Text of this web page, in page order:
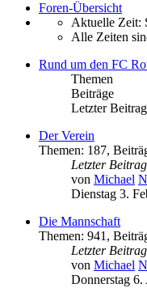
Foren-Übersicht
Aktuelle Zeit:
Alle Zeiten
Rund um den FC
Themen
Beiträge
Letzter Beitrag
Der Verein
Themen: 187,
Letzter Beitrag
von Michael
Dienstag 3.
Die Mannschaft
Themen: 941 ,
Letzter Beitrag
von Michael
Donnerstag